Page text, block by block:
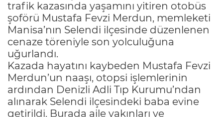
trafik kazasında yaşamını yitiren otobüs
şoförü Mustafa Fevzi Merdun, memleketi
Manisa’nın Selendi ilçesinde düzenlenen
cenaze töreniyle son yolculuğuna
uğurlandı.
Kazada hayatını kaybeden Mustafa Fevzi
Merdun’un naaşı, otopsi işlemlerinin
ardından Denizli Adli Tıp Kurumu’ndan
alınarak Selendi ilçesindeki baba evine
getirildi. Burada aile yakınları ve